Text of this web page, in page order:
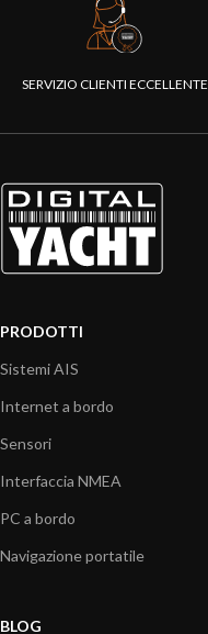
SERVIZIO CLIENTI ECCELLENTE
PRODOTTI
Sistemi AIS
Internet a bordo
Sensori
Interfaccia NMEA
PC a bordo
Navigazione portatile
BLOG